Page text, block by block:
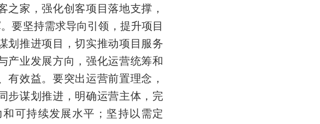
之家，强化创客项目落地支撑，
要坚持需求导向引领，提升项目
划推进项目，切实推动项目服务
产业发展方向，强化运营统筹和
有效益。要突出运营前置理念，
步谋划推进，明确运营主体，完
可持续发展水平；坚持以需定